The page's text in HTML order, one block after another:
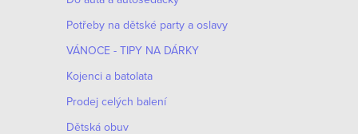
p
a
n
e
Potřeby na dětské party a oslavy
VÁNOCE - TIPY NA DÁRKY
Kojenci a batolata
Prodej celých balení
Dětská obuv